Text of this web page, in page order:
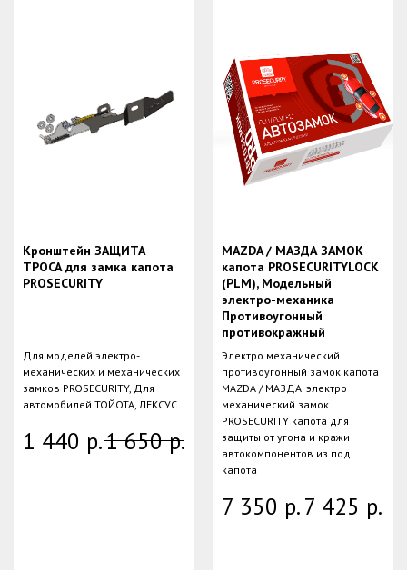
Кронштейн ЗАЩИТА
ТРОСА для замка капота
PROSECURITY
Для моделей электро-
механических и механических
замков PROSECURITY, Для
автомобилей ТОЙОТА, ЛЕКСУС
1 440 р.1 650 р.
MAZDA / МАЗДА ЗАМОК
капота PROSECURITYLOCK
(PLM), Модельный
электро-механика
Противоугонный
противокражный
Электро механический
противоугонный замок капота
MAZDA / МАЗДА' электро
механический замок
PROSECURITY капота для
защиты от угона и кражи
автокомпонентов из под
капота
7 350 р.7 425 р.